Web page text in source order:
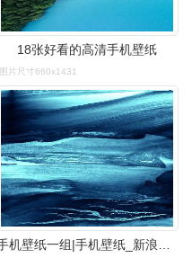
18张好看的高清手机壁纸
图片尺寸660x1431
手机壁纸一组|手机壁纸_新浪新闻